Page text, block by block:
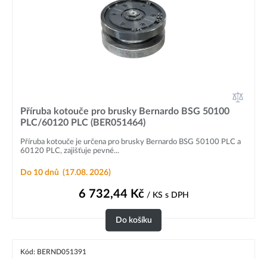
Příruba kotouče pro brusky Bernardo BSG 50100
PLC/60120 PLC (BER051464)
Příruba kotouče je určena pro brusky Bernardo BSG 50100 PLC a
60120 PLC, zajišťuje pevné...
Do 10 dnů (17.08. 2026)
6 732,44 Kč/ KS s DPH
Do košíku
Kód: BERND051391